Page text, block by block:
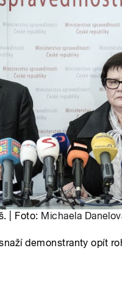
| Foto: Michaela
demonstranty opít